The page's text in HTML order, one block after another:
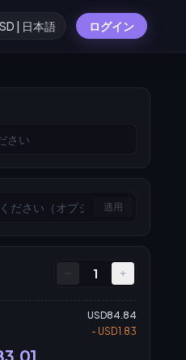
| 日本語 ログイン
適用
1
USD84.84
- USD1.83